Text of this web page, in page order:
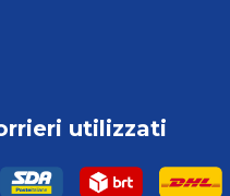
utilizzati